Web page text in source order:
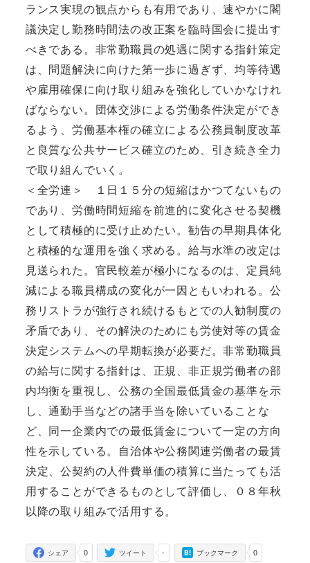
ランス実現の観点からも有用であり、速やかに閣
議決定し勤務時間法の改正案を臨時国会に提出す
べきである。 非常勤職員の処遇に関する指針策定
は、問題解決に向けた第一歩に過ぎず、均等待遇
や雇用確保に向け取り組みを強化していかなけれ
ばならない。
団体交渉による労働条件決定ができ
るよう、労働基本権の確立による公務員制度改革
と良質な公共サービス確立のため、引き続き全力
で取り組んでいく。
＜全労連＞
１日１５分の短縮はかつてないもの
であり、労働時間短縮を前進的に変化させる契機
として積極的に受け止めたい。勧告の早期具体化
と積極的な運用を強く求める。 給与水準の改定は
見送られた。官民較差が極小になるのは、定員純
減による職員構成の変化が一因ともいわれる。公
務リストラが強行され続けるもとでの人勧制度の
矛盾であり、その解決のためにも労使対等の賃金
決定システムへの早期転換が必要だ。非常勤職員
の給与に関する指針は、正規、非正規労働者の部
内均衡を重視し、公務の全国最低賃金の基準を示
し、通勤手当などの諸手当を除いていることな
ど、同一企業内での最低賃金について一定の方向
性を示している。自治体や公務関連労働者の最賃
決定、公契約の人件費単価の積算に当たっても活
用することができるものとして評価し、０８年秋
以降の取り組みで活用する。
0
シェア -
ツイート 0
ブックマーク